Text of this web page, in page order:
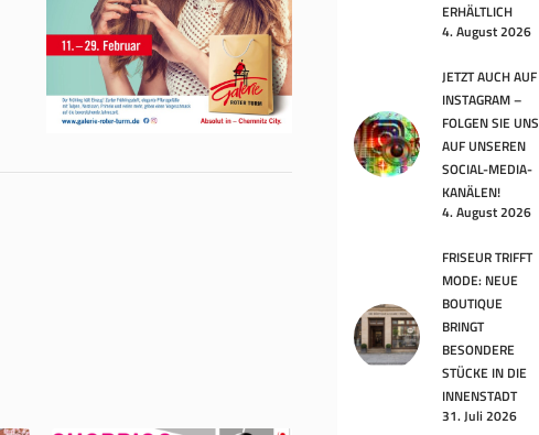
ERHÄLTLICH
4. August 2026
JETZT AUCH AUF
INSTAGRAM –
FOLGEN SIE UNS
AUF UNSEREN
SOCIAL-MEDIA-
KANÄLEN!
4. August 2026
FRISEUR TRIFFT
MODE: NEUE
BOUTIQUE
BRINGT
BESONDERE
STÜCKE IN DIE
INNENSTADT
31. Juli 2026